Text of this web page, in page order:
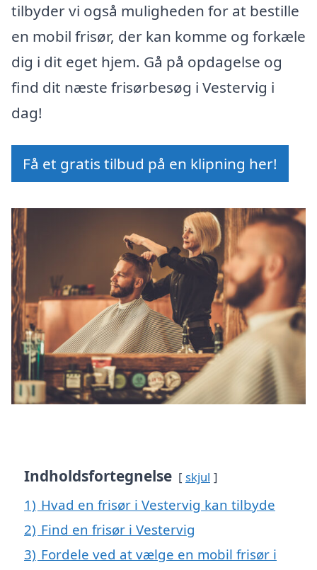
tilbyder vi også muligheden for at bestille
en mobil frisør, der kan komme og forkæle
dig i dit eget hjem. Gå på opdagelse og
find dit næste frisørbesøg i Vestervig i
dag!
Få et gratis tilbud på en klipning her!
Indholdsfortegnelse skjul
1) Hvad en frisør i Vestervig kan tilbyde
2) Find en frisør i Vestervig
3) Fordele ved at vælge en mobil frisør i